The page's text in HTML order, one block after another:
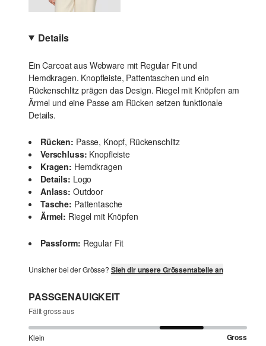
Details
Ein Carcoat aus Webware mit Regular Fit und
Hemdkragen. Knopfleiste, Pattentaschen und ein
Rückenschlitz prägen das Design. Riegel mit Knöpfen am
Ärmel und eine Passe am Rücken setzen funktionale
Details.
Rücken: Passe, Knopf, Rückenschlitz
Verschluss: Knopfleiste
Kragen: Hemdkragen
Details: Logo
Anlass: Outdoor
Tasche: Pattentasche
Ärmel: Riegel mit Knöpfen
Passform: Regular Fit
Unsicher bei der Grösse? Sieh dir unsere Grössentabelle an
PASSGENAUIGKEIT
Fällt gross aus
Klein Gross